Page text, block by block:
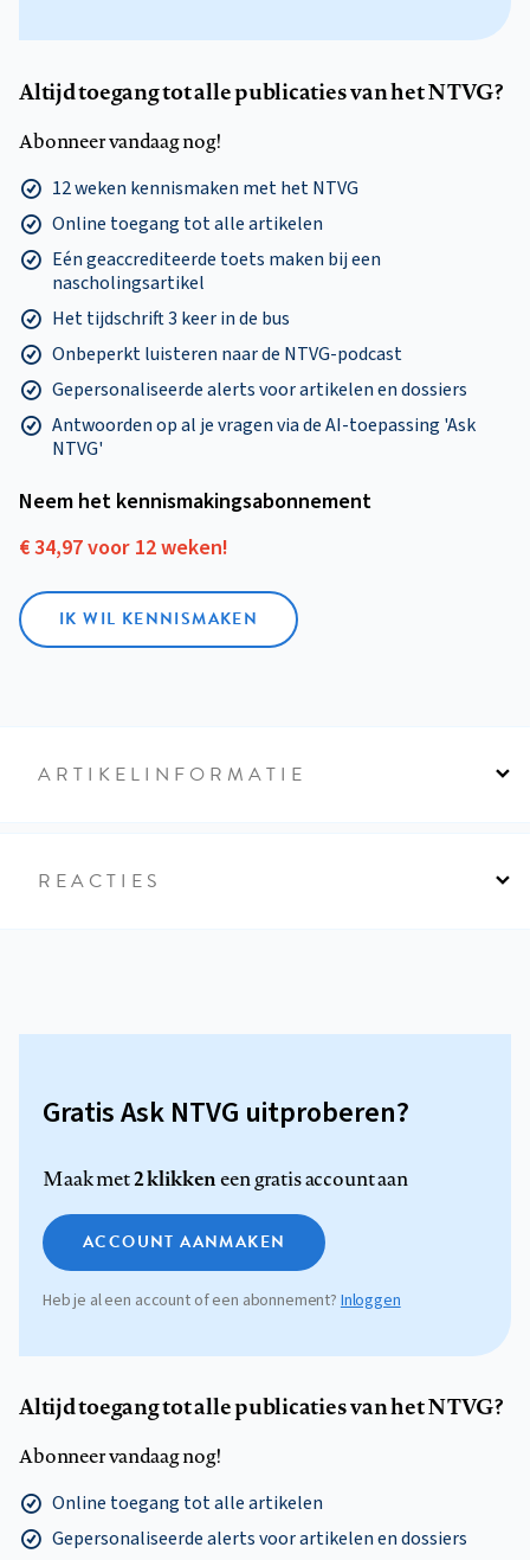
Altijd toegang tot alle publicaties van het NTVG?
Abonneer vandaag nog!
12 weken kennismaken met het NTVG
Online toegang tot alle artikelen
Eén geaccrediteerde toets maken bij een
nascholingsartikel
Het tijdschrift 3 keer in de bus
Onbeperkt luisteren naar de NTVG-podcast
Gepersonaliseerde alerts voor artikelen en dossiers
Antwoorden op al je vragen via de AI-toepassing 'Ask
NTVG'
Neem het kennismakings­abonnement
€ 34,97 voor 12 weken!
IK WIL KENNISMAKEN
ARTIKELINFORMATIE
REACTIES
Gratis Ask NTVG uitproberen?
Maak met2 klikkeneen gratis account aan
ACCOUNT AANMAKEN
Heb je al een account of een abonnement?Inloggen
Altijd toegang tot alle publicaties van het NTVG?
Abonneer vandaag nog!
Online toegang tot alle artikelen
Gepersonaliseerde alerts voor artikelen en dossiers